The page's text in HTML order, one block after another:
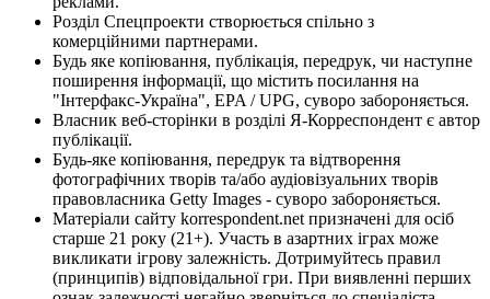
Розділ Спецпроекти створюється спільно з
комерційними партнерами.
Будь яке копіювання, публікація, передрук, чи наступне
поширення інформації, що містить посилання на
"Інтерфакс-Україна", EPA / UPG, суворо забороняється.
Власник веб-сторінки в розділі Я-Корреспондент є автор
публікації.
Будь-яке копіювання, передрук та відтворення
фотографічних творів та/або аудіовізуальних творів
правовласника Getty Images - суворо забороняється.
Матеріали сайту korrespondent.net призначені для осіб
старше 21 року (21+). Участь в азартних іграх може
викликати ігрову залежність. Дотримуйтесь правил
(принципів) відповідальної гри. При виявленні перших